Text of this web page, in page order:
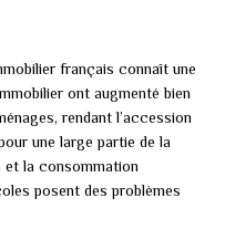
français connaît une
ont augmenté bien
rendant l’accession
une large partie de la
et la consommation
posent des problèmes